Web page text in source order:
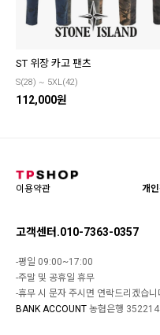
ST 위장 카고 팬츠
S(28) ~ 5XL(42)
112,000원
이용약관 개
고객센터.010-7363-0357
-평일 09:00~17:00
-주말 및 공휴일 휴무
-휴무 시 문자 주시면 연락드리겠습니
BANK ACCOUNT 농협은행